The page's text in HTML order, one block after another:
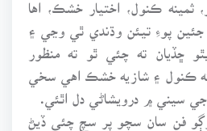
پوءِ تيئن وڌندي ٿي وڃي ۽
ڇڏيان ته چئي ٿو ته منظور
ڪنول ۽ شازيه خشڪ اهي سخي
جي سيني ۾ درويشاڻي دل اٿئي.
فن سان سچو پر سچ چئي ڏيڻ